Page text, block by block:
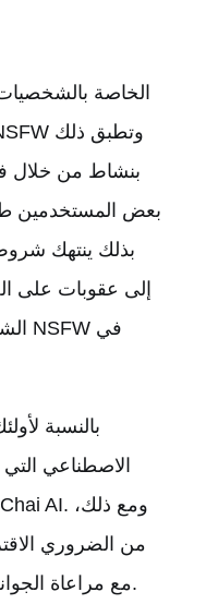
بنشاط من خلال
بعض المستخدمين
بذلك ينتهك
إلى عقوبات على
بالنسبة
الاصطناعي
من الضروري
مع مراعاة الجوانب القانونية والأخلاقية والشخصية.